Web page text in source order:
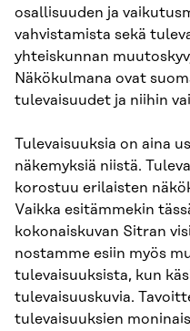
osallisuuden ja
vahvistamista sekä
yhteiskunnan
Näkökulmana ovat
tulevaisuudet ja niihin
Tulevaisuuksia on aina
näkemyksiä niistä.
korostuu erilaisten
Vaikka esitämmekin
kokonaiskuvan Sitran
nostamme esiin myös
tulevaisuuksista, kun
tulevaisuuskuvia.
tulevaisuuksien